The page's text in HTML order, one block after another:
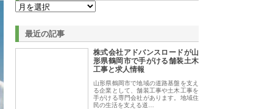
最近の記事
株式会社アドバンスロードが山
形県鶴岡市で手がける舗装土木
工事と求人情報
山形県鶴岡市で地域の道路基盤を支え
る企業として、舗装工事や土木工事を
手がける専門会社があります。地域住
民の生活を支える道…